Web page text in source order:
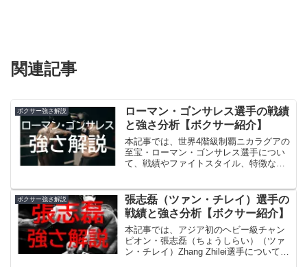
関連記事
ボクサー強さ解説
ローマン・ゴンサレス選手の戦績
と強さ分析【ボクサー紹介】
本記事では、世界4階級制覇ニカラグアの
至宝・ローマン・ゴンサレス選手につい
て、戦績やファイトスタイル、特徴な
ボクサー強さ解説
張志磊（ツァン・チレイ）選手の
戦績と強さ分析【ボクサー紹介】
本記事では、アジア初のヘビー級チャン
ピオン・張志磊（ちょうしらい）（ツァ
ン・チレイ）Zhang Zhilei選手について、